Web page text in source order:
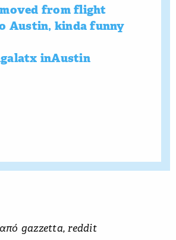
from flight
Austin, kinda funny
inAustin
gazzetta, reddit